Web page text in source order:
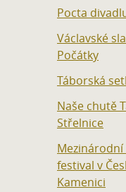
Pocta
Václavské
Počátky
Táborská
Naše chutě
Střelnice
festival v
Kamenici